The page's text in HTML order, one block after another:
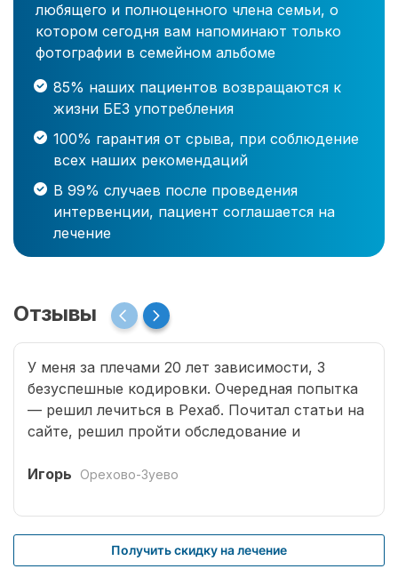
любящего и полноценного члена семьи, о
котором сегодня вам напоминают только
фотографии в семейном альбоме
85% наших пациентов возвращаются к
жизни БЕЗ употребления
100% гарантия от срыва, при соблюдение
всех наших рекомендаций
В 99% случаев после проведения
интервенции, пациент соглашается на
лечение
Отзывы
У меня за плечами 20 лет зависимости, 3
безуспешные кодировки. Очередная попытка
— решил лечиться в Рехаб. Почитал статьи на
сайте, решил пройти обследование и
обратиться к доктору. Врачи все деликатные,
комплексное избавление наркомании.
Учитываются и хронические заболевания,
приобретенные в результате длительных
Игорь Орехово-Зуево
Получить скидку на лечение